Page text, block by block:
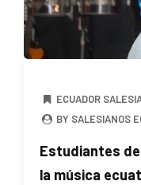
ECUADOR
BY SALESIANOS
Estudiantes
la música